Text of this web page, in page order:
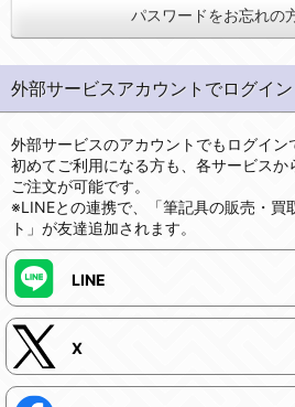
パスワードをお忘れの
外部サービスアカウントでログイン
外部サービスのアカウントでもログイン
初めてご利用になる方も、各サービスか
ご注文が可能です。
※LINEとの連携で、「筆記具の販売・買
ト」が友達追加されます。
LINE
X